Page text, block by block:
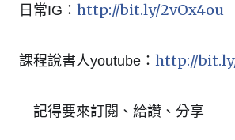
日常IG： http://bit.ly/2vOx4ou
課程說書人youtube： http://
記得要來訂閱、給讚、分享